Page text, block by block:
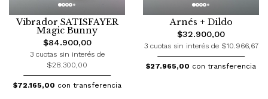
Vibrador SATISFAYER
Magic Bunny
$84.900,00
3 cuotas sin interés de
$28.300,00
$72.165,00 con transferencia
Arnés + Dildo
$32.900,00
3 cuotas sin interés de $10.966,67
$27.965,00 con transferencia